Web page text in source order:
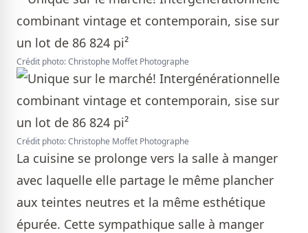
Crédit photo: Christophe Moffet Photographe
Crédit photo: Christophe Moffet Photographe
La cuisine se prolonge vers la salle à manger
avec laquelle elle partage le même plancher
aux teintes neutres et la même esthétique
épurée. Cette sympathique salle à manger